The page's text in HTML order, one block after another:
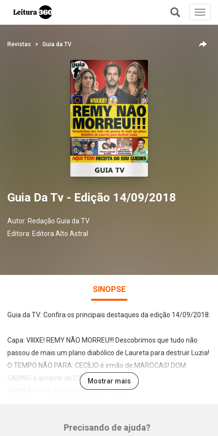
+
Revistas Guia da TV
Guia Da Tv - Edição 14/09/2018
Autor: Redação Guia da TV
Editora: Editora Alto Astral
SINOPSE
Guia da TV: Confira os principais destaques da edição 14/09/2018:
Capa: VIIIXE! REMY NÃO MORREU!!! Descobrimos que tudo não
passou de mais um plano diabólico de Laureta para destruir Luzia!
O TEMPO NÃO PARA: CECÍLIO é irmão de MAROCAS! DOM
SABINO é amante de CAIRU!
BOMBA! O fim do casamento de Anitta!
Mostrar mais
Precisando de ajuda?
Facebook Twitter